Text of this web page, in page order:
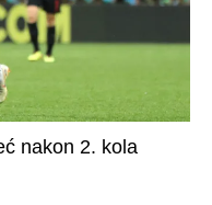
nakon 2. kola